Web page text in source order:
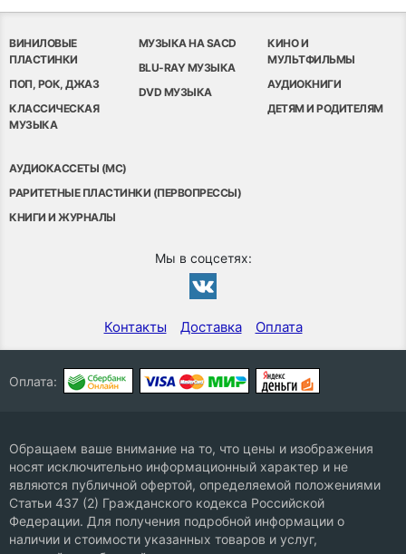
ВИНИЛОВЫЕ
ПЛАСТИНКИ
ПОП, РОК, ДЖАЗ
КЛАССИЧЕСКАЯ
МУЗЫКА
МУЗЫКА НА SACD
BLU-RAY МУЗЫКА
DVD МУЗЫКА
КИНО И
МУЛЬТФИЛЬМЫ
АУДИОКНИГИ
ДЕТЯМ И РОДИТЕЛЯМ
АУДИОКАССЕТЫ (MC)
РАРИТЕТНЫЕ ПЛАСТИНКИ (ПЕРВОПРЕССЫ)
КНИГИ И ЖУРНАЛЫ
Мы в соцсетях:
Контакты Доставка Оплата
Оплата:
Обращаем ваше внимание на то, что цены и изображения
носят исключительно информационный характер и не
являются публичной офертой, определяемой положениями
Статьи 437 (2) Гражданского кодекса Российской
Федерации. Для получения подробной информации о
наличии и стоимости указанных товаров и услуг,